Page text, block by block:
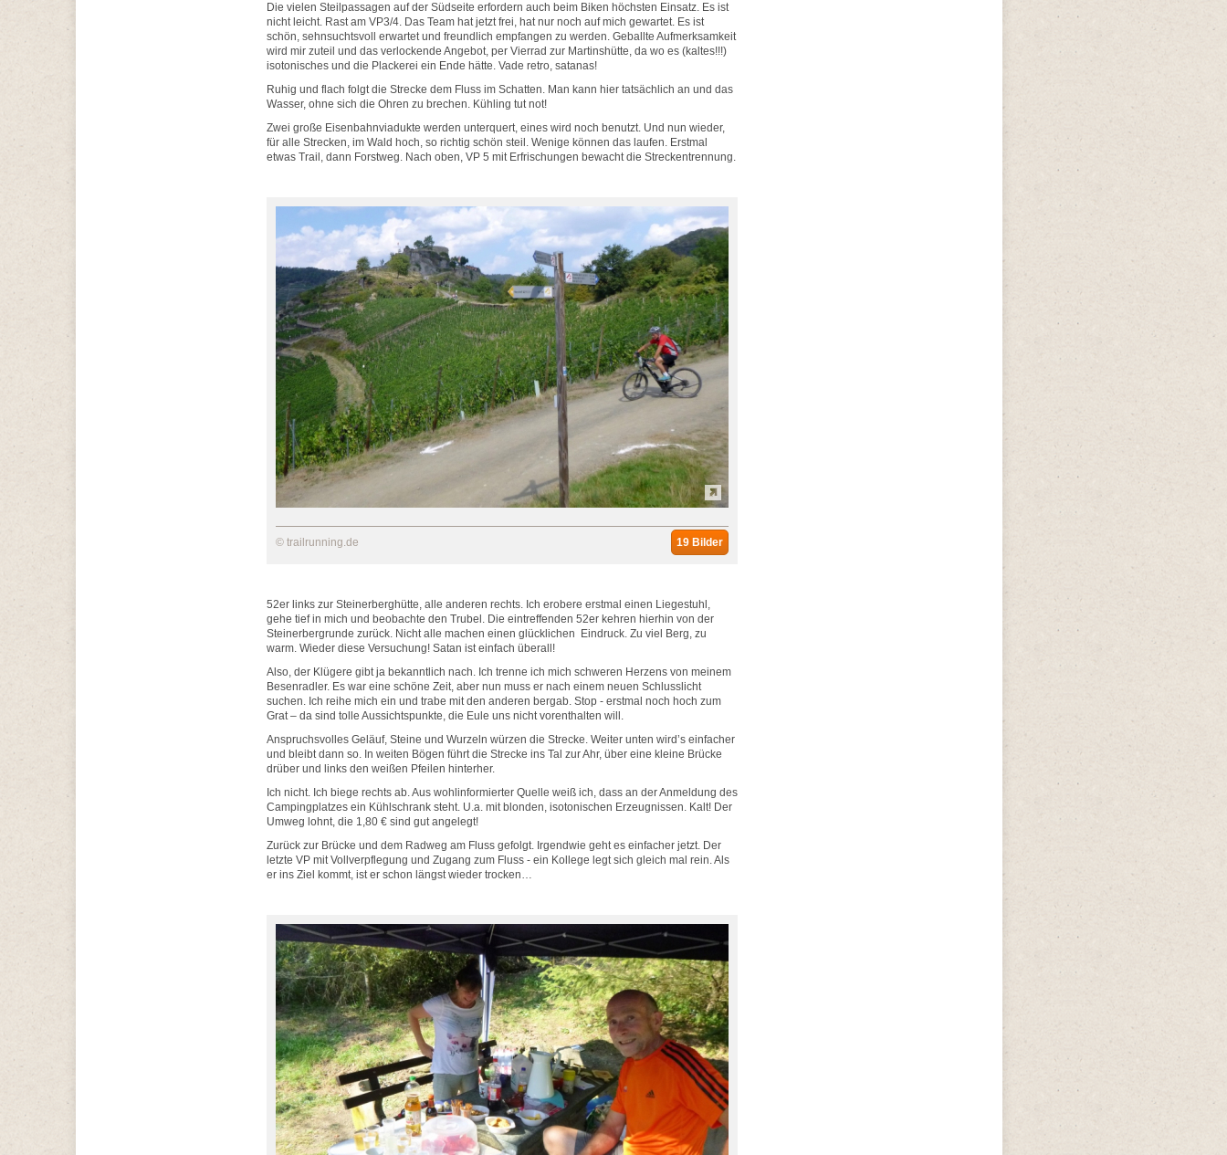
Die vielen Steilpassagen auf der Südseite erfordern auch beim Biken höchsten Einsatz. Es ist
nicht leicht. Rast am VP3/4. Das Team hat jetzt frei, hat nur noch auf mich gewartet. Es ist
schön, sehnsuchtsvoll erwartet und freundlich empfangen zu werden. Geballte Aufmerksamkeit
wird mir zuteil und das verlockende Angebot, per Vierrad zur Martinshütte, da wo es (kaltes!!!)
isotonisches und die Plackerei ein Ende hätte. Vade retro, satanas!
Ruhig und flach folgt die Strecke dem Fluss im Schatten. Man kann hier tatsächlich an und das
Wasser, ohne sich die Ohren zu brechen. Kühling tut not!
Zwei große Eisenbahnviadukte werden unterquert, eines wird noch benutzt. Und nun wieder,
für alle Strecken, im Wald hoch, so richtig schön steil. Wenige können das laufen. Erstmal
etwas Trail, dann Forstweg. Nach oben, VP 5 mit Erfrischungen bewacht die Streckentrennung.
© trailrunning.de 19 Bilder
52er links zur Steinerberghütte, alle anderen rechts. Ich erobere erstmal einen Liegestuhl,
gehe tief in mich und beobachte den Trubel. Die eintreffenden 52er kehren hierhin von der
Steinerbergrunde zurück. Nicht alle machen einen glücklichen Eindruck. Zu viel Berg, zu
warm. Wieder diese Versuchung! Satan ist einfach überall!
Also, der Klügere gibt ja bekanntlich nach. Ich trenne ich mich schweren Herzens von meinem
Besenradler. Es war eine schöne Zeit, aber nun muss er nach einem neuen Schlusslicht
suchen. Ich reihe mich ein und trabe mit den anderen bergab. Stop - erstmal noch hoch zum
Grat – da sind tolle Aussichtspunkte, die Eule uns nicht vorenthalten will.
Anspruchsvolles Geläuf, Steine und Wurzeln würzen die Strecke. Weiter unten wird’s einfacher
und bleibt dann so. In weiten Bögen führt die Strecke ins Tal zur Ahr, über eine kleine Brücke
drüber und links den weißen Pfeilen hinterher.
Ich nicht. Ich biege rechts ab. Aus wohlinformierter Quelle weiß ich, dass an der Anmeldung des
Campingplatzes ein Kühlschrank steht. U.a. mit blonden, isotonischen Erzeugnissen. Kalt! Der
Umweg lohnt, die 1,80 € sind gut angelegt!
Zurück zur Brücke und dem Radweg am Fluss gefolgt. Irgendwie geht es einfacher jetzt. Der
letzte VP mit Vollverpflegung und Zugang zum Fluss - ein Kollege legt sich gleich mal rein. Als
er ins Ziel kommt, ist er schon längst wieder trocken…